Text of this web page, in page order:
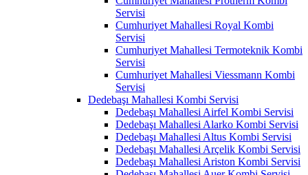
Servisi
Cumhuriyet Mahallesi Royal Kombi
Servisi
Cumhuriyet Mahallesi Termoteknik Kombi
Servisi
Cumhuriyet Mahallesi Viessmann Kombi
Servisi
Dedebaşı Mahallesi Kombi Servisi
Dedebaşı Mahallesi Airfel Kombi Servisi
Dedebaşı Mahallesi Alarko Kombi Servisi
Dedebaşı Mahallesi Altus Kombi Servisi
Dedebaşı Mahallesi Arçelik Kombi Servisi
Dedebaşı Mahallesi Ariston Kombi Servisi